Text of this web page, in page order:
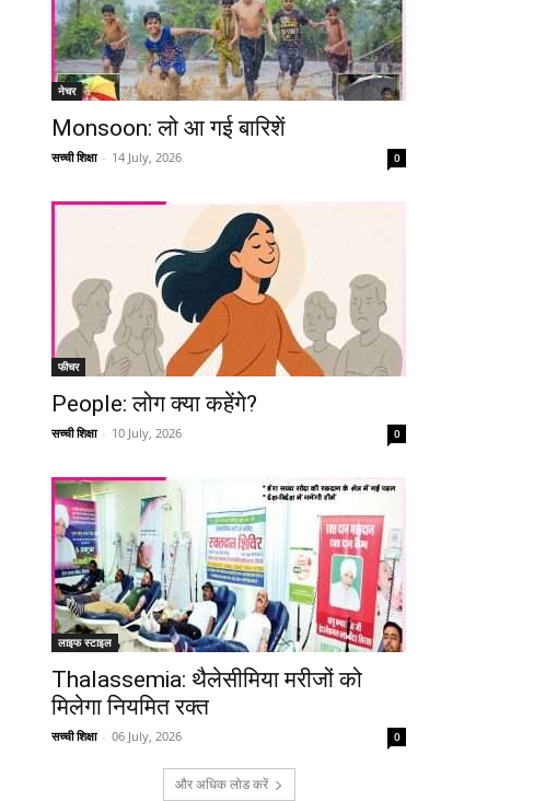
नेचर
Monsoon: लो आ गई बारिशें
सच्ची शिक्षा - 14 July, 2026 0
फीचर
People: लोग क्या कहेंगे?
सच्ची शिक्षा - 10 July, 2026 0
लाइफ स्टाइल
Thalassemia: थैलेसीमिया मरीजों को
मिलेगा नियमित रक्त
सच्ची शिक्षा - 06 July, 2026 0
और अधिक लोड करें